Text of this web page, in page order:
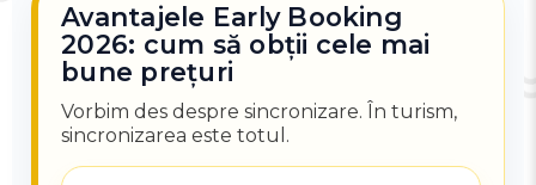
Avantajele Early Booking
2026: cum să obții cele mai
bune prețuri
Vorbim des despre sincronizare. În turism,
sincronizarea este totul.